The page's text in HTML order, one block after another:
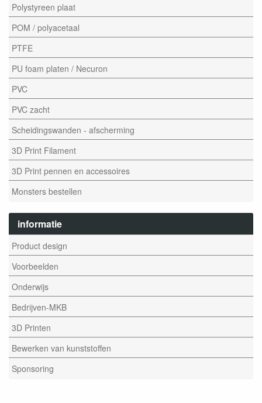
Polystyreen plaat
POM / polyacetaal
PTFE
PU foam platen / Necuron
PVC
PVC zacht
Scheidingswanden - afscherming
3D Print Filament
3D Print pennen en accessoires
Monsters bestellen
informatie
Product design
Voorbeelden
Onderwijs
Bedrijven-MKB
3D Printen
Bewerken van kunststoffen
Sponsoring